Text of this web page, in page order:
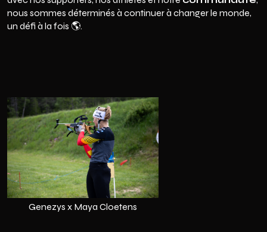
nous sommes déterminés à continuer à changer le monde,
un défi à la fois 🌎.
Genezys x Maya Cloetens